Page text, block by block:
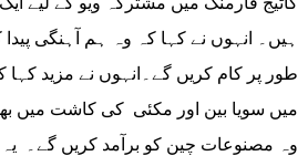
ہیں۔ انہوں نے کہا کہ وہ ہم آہنگی
طور پر کام کریں گے۔انہوں نے مزید کہا
میں سویا بین اور مکئی کی کاشت میں
وہ مصنوعات چین کو برآمد کریں گے۔ یہ